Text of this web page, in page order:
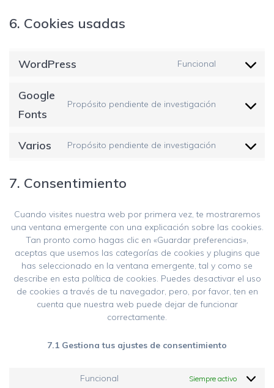
6. Cookies usadas
WordPress Funcional
Consent
Google
Fonts
Propósito pendiente de investigación
Consent
google-
Varios Propósito pendiente de investigación
Consent
7. Consentimiento
Cuando visites nuestra web por primera vez, te mostraremos
una ventana emergente con una explicación sobre las cookies.
Tan pronto como hagas clic en «Guardar preferencias»,
aceptas que usemos las categorías de cookies y plugins que
has seleccionado en la ventana emergente, tal y como se
describe en esta política de cookies. Puedes desactivar el uso
de cookies a través de tu navegador, pero, por favor, ten en
cuenta que nuestra web puede dejar de funcionar
correctamente.
7.1 Gestiona tus ajustes de consentimiento
Funcional Siempre activo